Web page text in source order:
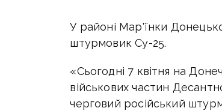
У районі Мар'їнки
штурмовик Су-25.
«Сьогодні 7 квітня на
військових частин
черговий російський